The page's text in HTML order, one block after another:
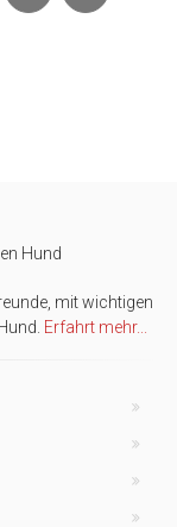
mit wichtigen
Erfahrt mehr...